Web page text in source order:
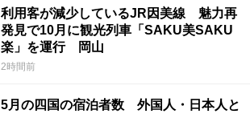
利用客が減少しているJR因美線 魅力再
発見で10月に観光列車「SAKU美SAKU
楽」を運行 岡山
2時間前
5月の四国の宿泊者数 外国人・日本人と